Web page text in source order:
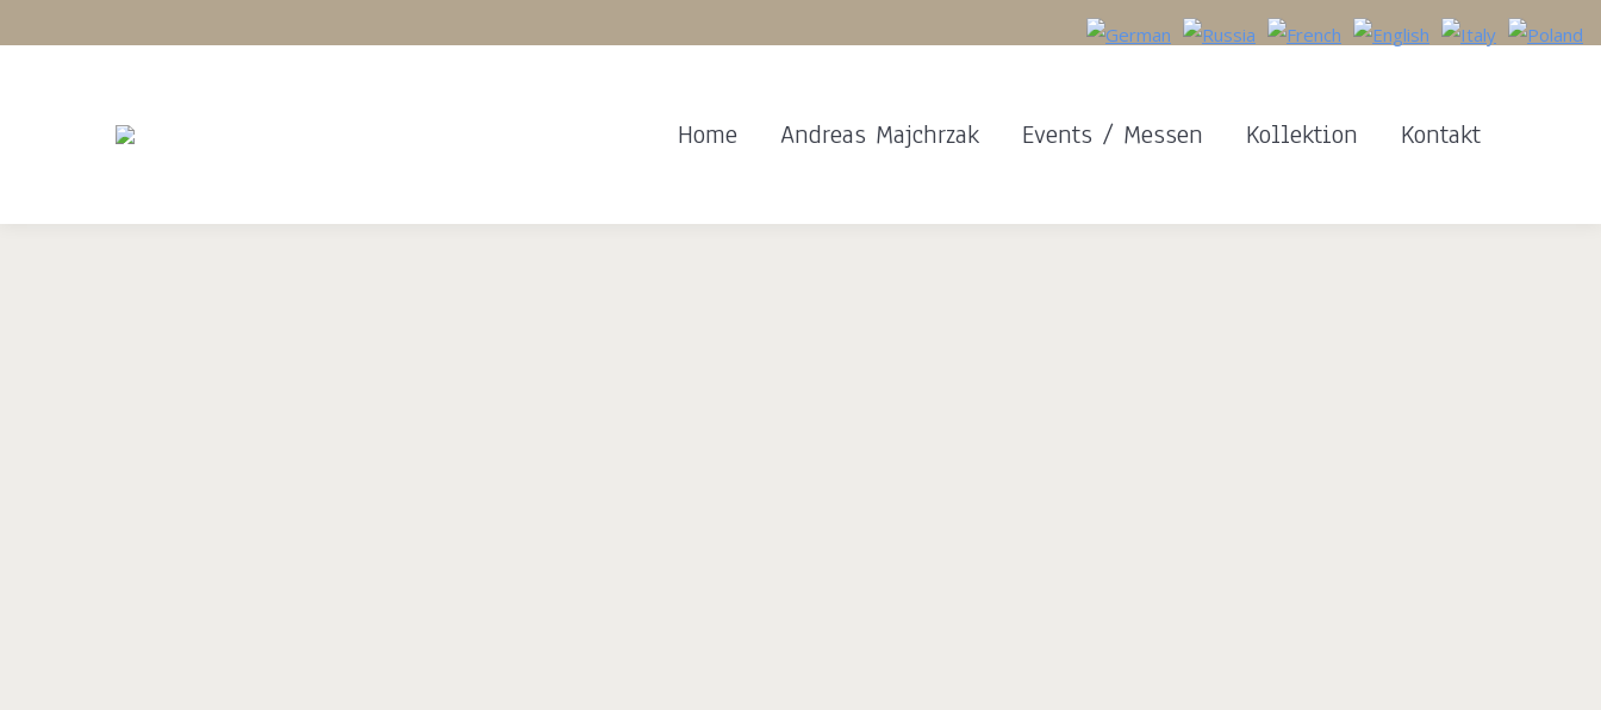
Home Andreas Majchrzak Events / Messen Kollektion Kontakt